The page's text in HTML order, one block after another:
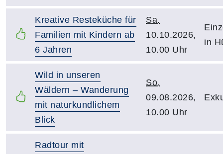
Kreative Resteküche für
Familien mit Kindern ab
6 Jahren
Sa.
10.10.2026,
10.00 Uhr
in
Wild in unseren
Wäldern – Wanderung
mit naturkundlichem
Blick
So.
09.08.2026,
10.00 Uhr
Radtour mit